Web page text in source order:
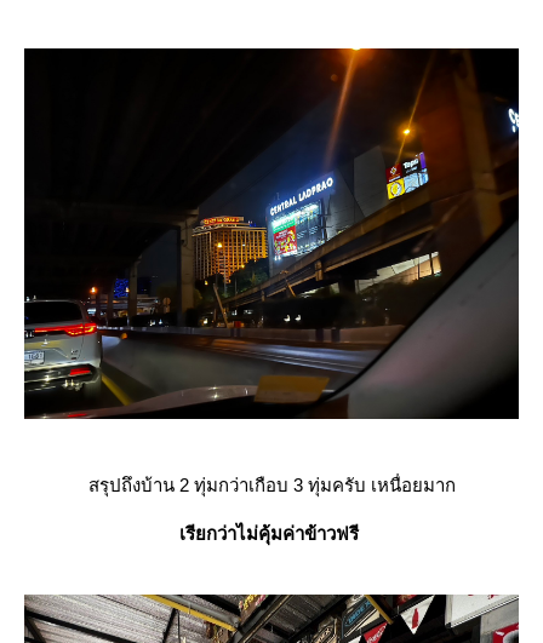
สรุปถึงบ้าน 2 ทุ่มกว่าเกือบ 3 ทุ่มครับ เหนื่อยมาก
เรียกว่าไม่คุ้มค่าข้าวฟรี